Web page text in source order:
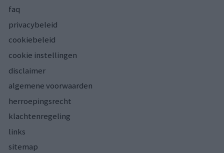
faq
privacybeleid
cookiebeleid
cookie instellingen
disclaimer
algemene voorwaarden
herroepingsrecht
klachtenregeling
links
sitemap